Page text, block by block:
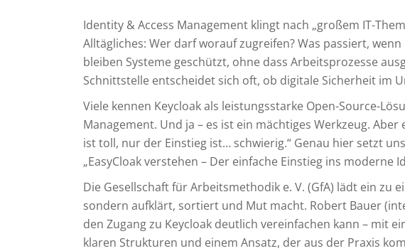
Identity & Access Management klingt nach „großem IT-
Alltägliches: Wer darf worauf zugreifen? Was passiert,
bleiben Systeme geschützt, ohne dass Arbeitsprozesse
Schnittstelle entscheidet sich oft, ob digitale Sicherheit im
Viele kennen Keycloak als leistungsstarke Open-Source-
Management. Und ja – es ist ein mächtiges Werkzeug.
ist toll, nur der Einstieg ist… schwierig.“ Genau hier setzt
„EasyCloak verstehen – Der einfache Einstieg ins moderne
Die Gesellschaft für Arbeitsmethodik e. V. (GfA) lädt ein zu
sondern aufklärt, sortiert und Mut macht. Robert Bauer
den Zugang zu Keycloak deutlich vereinfachen kann – mit
klaren Strukturen und einem Ansatz, der aus der Praxis